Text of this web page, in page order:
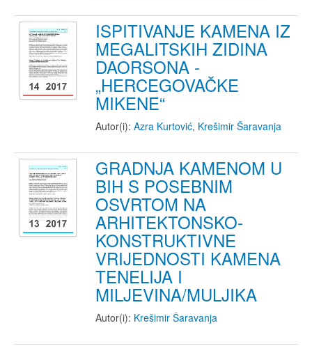
ISPITIVANJE KAMENA IZ
MEGALITSKIH ZIDINA
DAORSONA -
„HERCEGOVAČKE
MIKENE“
Autor(i): Azra Kurtović, Krešimir Šaravanja
GRADNJA KAMENOM U
BIH S POSEBNIM
OSVRTOM NA
ARHITEKTONSKO-
KONSTRUKTIVNE
VRIJEDNOSTI KAMENA
TENELIJA I
MILJEVINA/MULJIKA
Autor(i): Krešimir Šaravanja